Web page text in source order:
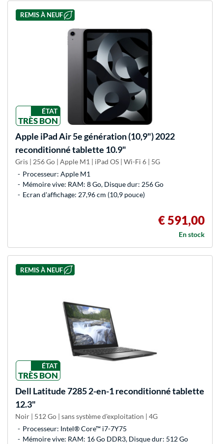
REMIS À NEUF
ÉTAT
TRÈS BON
Apple iPad Air 5e génération (10,9") 2022
reconditionné tablette 10.9"
Gris | 256 Go | Apple M1 | iPad OS | Wi-Fi 6 | 5G
Processeur: Apple M1
Mémoire vive: RAM: 8 Go, Disque dur: 256 Go
Ecran d'affichage: 27,96 cm (10,9 pouce)
€ 591,00
En stock
REMIS À NEUF
ÉTAT
TRÈS BON
Dell Latitude 7285 2-en-1 reconditionné tablette
12.3"
Noir | 512 Go | sans système d'exploitation | 4G
Processeur: Intel® Core™ i7-7Y75
Mémoire vive: RAM: 16 Go DDR3, Disque dur: 512 Go